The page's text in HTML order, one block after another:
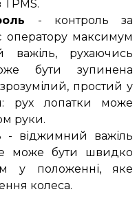
TPMS.
- контроль за
максимум
важіль, рухаючись
бути зупинена
простий у
рух лопатки може
руки.
- віджимний важіль
може бути швидко
у положенні, яке
колеса.